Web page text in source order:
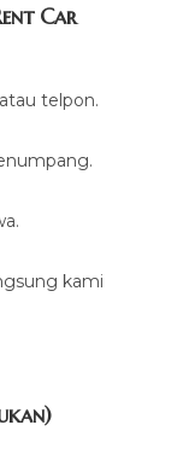
Car
telpon.
kami